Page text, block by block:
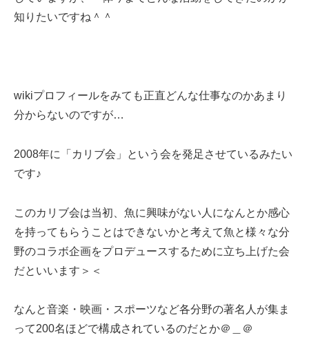
知りたいですね＾＾
wikiプロフィールをみても正直どんな仕事なのかあまり
分からないのですが…
2008年に「カリブ会」という会を発足させているみたい
です♪
このカリブ会は当初、魚に興味がない人になんとか感心
を持ってもらうことはできないかと考えて魚と様々な分
野のコラボ企画をプロデュースするために立ち上げた会
だといいます＞＜
なんと音楽・映画・スポーツなど各分野の著名人が集ま
って200名ほどで構成されているのだとか＠＿＠